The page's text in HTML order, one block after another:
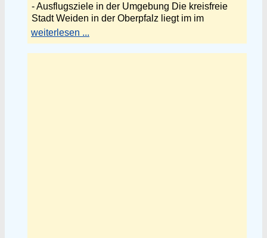
- Ausflugsziele in der Umgebung Die kreisfreie
Stadt Weiden in der Oberpfalz liegt im im
weiterlesen ...